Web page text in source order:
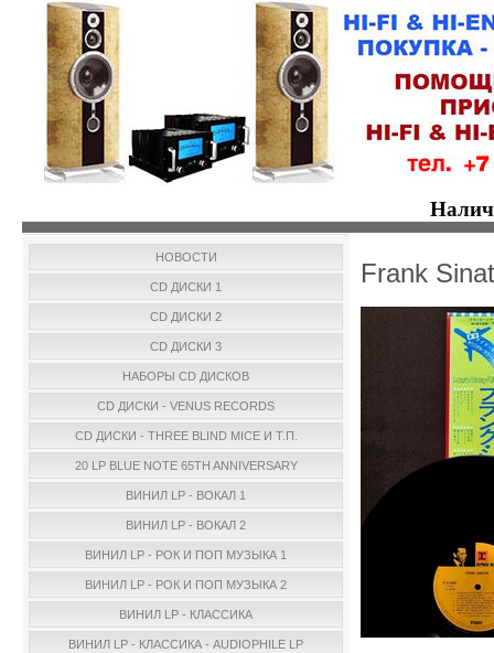
НОВОСТИ
CD ДИСКИ 1
CD ДИСКИ 2
CD ДИСКИ 3
НАБОРЫ CD ДИСКОВ
CD ДИСКИ - VENUS RECORDS
CD ДИСКИ - THREE BLIND MICE И Т.П.
20 LP BLUE NOTE 65TH ANNIVERSARY
ВИНИЛ LP - ВОКАЛ 1
ВИНИЛ LP - ВОКАЛ 2
ВИНИЛ LP - РОК И ПОП МУЗЫКА 1
ВИНИЛ LP - РОК И ПОП МУЗЫКА 2
ВИНИЛ LP - КЛАССИКА
ВИНИЛ LP - КЛАССИКА - AUDIOPHILE LP
Frank